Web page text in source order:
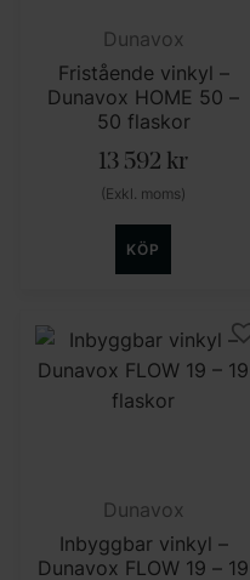
Dunavox
Fristående vinkyl –
Dunavox HOME 50 –
50 flaskor
13 592 kr
(Exkl. moms)
KÖP
Dunavox
Inbyggbar vinkyl –
Dunavox FLOW 19 – 19